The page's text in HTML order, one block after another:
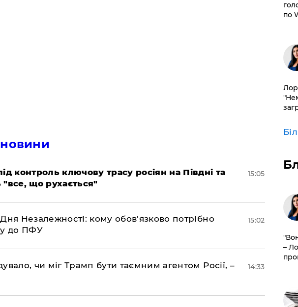
контроль ключову трасу росіян на Півдні та
"все, що рухається"
15:05
Незалежності: кому обов'язково потрібно
до ПФУ
15:02
чи міг Трамп бути таємним агентом Росії, –
14:33
по
–